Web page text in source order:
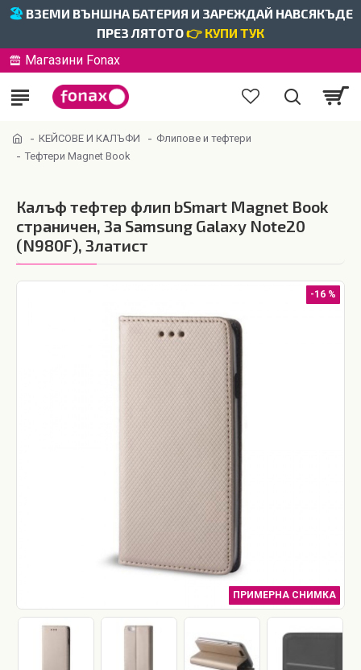
🏖️ ВЗЕМИ ВЪНШНА БАТЕРИЯ И ЗАРЕЖДАЙ НАВСЯКЪДЕ
ПРЕЗ ЛЯТОТО👉 КУПИ ТУК
Магазини Fonax
КЕЙСОВЕ И КАЛЪФИ
Флипове и тефтери
Тефтери Magnet Book
Калъф тефтер флип bSmart Magnet Book
страничен, За Samsung Galaxy Note20
(N980F), Златист
ПРИМЕРНА СНИМКА
-16 %